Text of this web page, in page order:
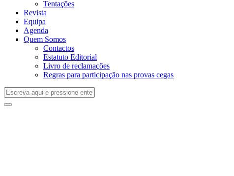
Tentações
Revista
Equipa
Agenda
Quem Somos
Contactos
Estatuto Editorial
Livro de reclamações
Regras para participação nas provas cegas